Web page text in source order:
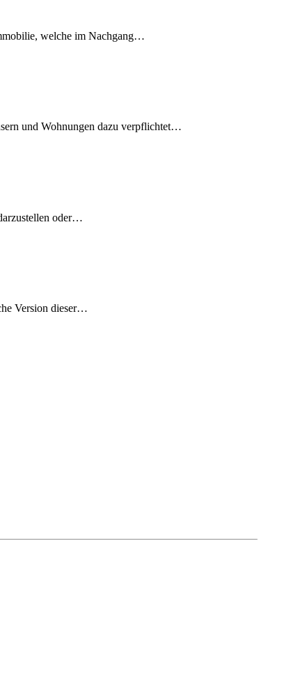
welche im Nachgang…
und Wohnungen dazu verpflichtet…
oder…
Version dieser…